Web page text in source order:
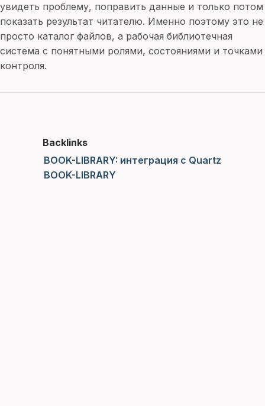
увидеть проблему, поправить данные и только потом
показать результат читателю. Именно поэтому это не
просто каталог файлов, а рабочая библиотечная
система с понятными ролями, состояниями и точками
контроля.
Backlinks
BOOK-LIBRARY: интеграция с Quartz
BOOK-LIBRARY